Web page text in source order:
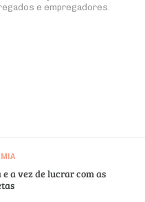
e empregadores.
e a vez de lucrar com as